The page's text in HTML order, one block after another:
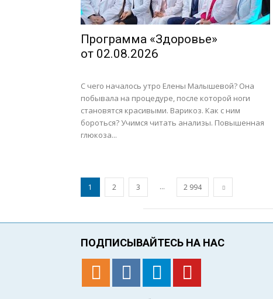
Программа «Здоровье»
от 02.08.2026
С чего началось утро Елены Малышевой? Она
побывала на процедуре, после которой ноги
становятся красивыми. Варикоз. Как с ним
бороться? Учимся читать анализы. Повышенная
глюкоза...
1 2 3 ... 2 994
ПОДПИСЫВАЙТЕСЬ НА НАС